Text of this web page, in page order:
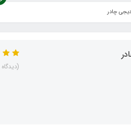
چادر
(دیدگاه 11 کاربر)